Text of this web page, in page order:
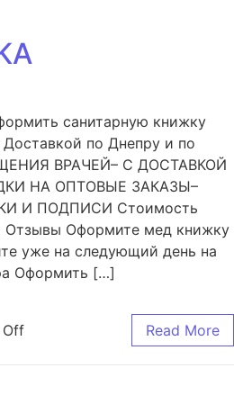
санитарную книжку
по Днепру и по
ВРАЧЕЙ– С ДОСТАВКОЙ
НА ОПТОВЫЕ ЗАКАЗЫ–
И ПОДПИСИ Стоимость
Отзывы Оформите мед книжку
уже на следующий день на
Оформить […]
Off Read More